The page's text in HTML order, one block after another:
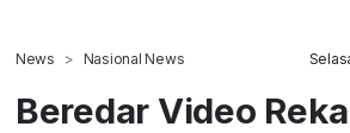
News Nasional News
Beredar Video